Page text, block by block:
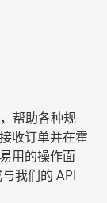
帮助各种规
收订单并在霍
用的操作面
我们的 API